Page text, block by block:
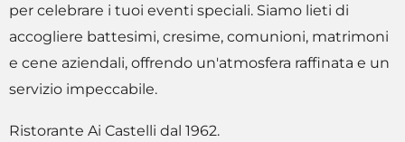
per celebrare i tuoi eventi speciali. Siamo lieti di
accogliere battesimi, cresime, comunioni, matrimoni
e cene aziendali, offrendo un'atmosfera raffinata e un
servizio impeccabile.
Ristorante Ai Castelli dal 1962.